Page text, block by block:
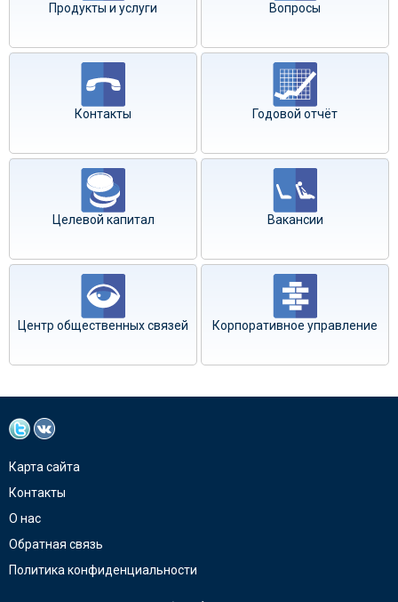
Продукты и услуги Вопросы
Контакты Годовой отчёт
Целевой капитал Вакансии
Центр общественных связей Корпоративное управление
Карта сайта
Контакты
О нас
Обратная связь
Политика конфиденциальности